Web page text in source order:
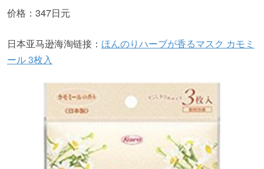
价格：347日元
日本亚马逊海淘链接： ほんのりハーブが香るマスク カモミ
ール 3枚入